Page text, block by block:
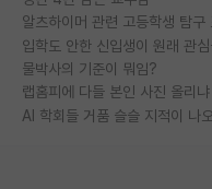
알츠하이머 관련 고등학생 탐구
입학도 안한 신입생이 원래 관
물박사의 기준이 뭐임?
랩홈피에 다들 본인 사진 올리냐
AI 학회들 거품 슬슬 지적이 나